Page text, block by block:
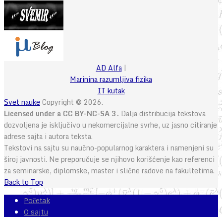
AD Alfa|
Marinina razumljiva fizika
IT kutak
Svet nauke Copyright © 2026.
Licensed under a CC BY-NC-SA 3. Dalja distribucija tekstova
dozvoljena je isključivo u nekomercijalne svrhe, uz jasno citiranje
adrese sajta i autora teksta.
Tekstovi na sajtu su naučno-popularnog karaktera i namenjeni su
široj javnosti. Ne preporučuje se njihovo korišćenje kao referenci
za seminarske, diplomske, master i slične radove na fakultetima.
Back to Top
Početak
O sajtu